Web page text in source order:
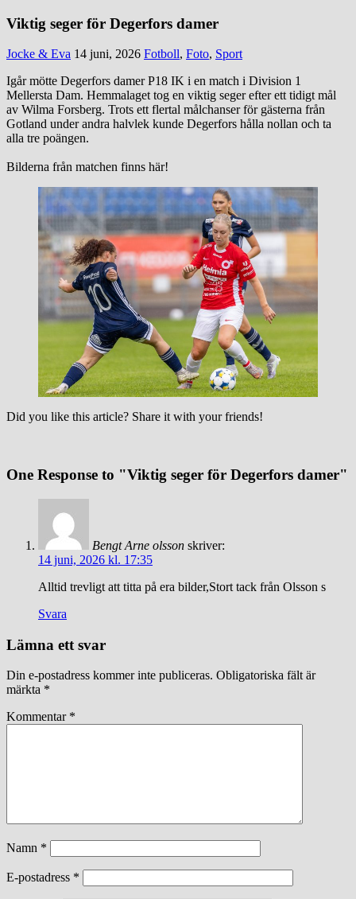
Viktig seger för Degerfors damer
Jocke & Eva 14 juni, 2026 Fotboll, Foto, Sport
Igår mötte Degerfors damer P18 IK i en match i Division 1
Mellersta Dam. Hemmalaget tog en viktig seger efter ett tidigt mål
av Wilma Forsberg. Trots ett flertal målchanser för gästerna från
Gotland under andra halvlek kunde Degerfors hålla nollan och ta
alla tre poängen.
Bilderna från matchen finns här!
Did you like this article? Share it with your friends!
One Response to "Viktig seger för Degerfors damer"
Bengt Arne olsson skriver:
14 juni, 2026 kl. 17:35
Alltid trevligt att titta på era bilder,Stort tack från Olsson s
Svara
Lämna ett svar
Din e-postadress kommer inte publiceras. Obligatoriska fält är
märkta *
Kommentar *
Namn *
E-postadress *